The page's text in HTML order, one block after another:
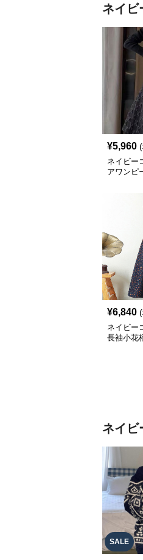
ネイビ
¥5,960
ネイビー
アワンピ
¥6,840
ネイビー
長袖小花
ネイビ
SALE